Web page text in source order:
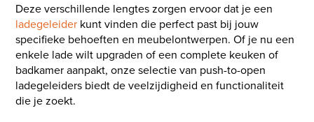
Deze verschillende lengtes zorgen ervoor dat je een
ladegeleider kunt vinden die perfect past bij jouw
specifieke behoeften en meubelontwerpen. Of je nu een
enkele lade wilt upgraden of een complete keuken of
badkamer aanpakt, onze selectie van push-to-open
ladegeleiders biedt de veelzijdigheid en functionaliteit
die je zoekt.